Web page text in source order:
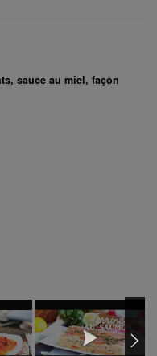
sauce au miel, façon